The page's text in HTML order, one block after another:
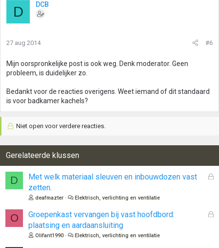
D DCB
27 aug 2014 #6
Mijn oorspronkelijke post is ook weg. Denk moderator. Geen
probleem, is duidelijker zo.
Bedankt voor de reacties overigens. Weet iemand of dit standaard
is voor badkamer kachels?
Niet open voor verdere reacties.
Gerelateerde klussen
D
G
o
Met welk materiaal sleuven en inbouwdozen vast
zetten.
deafmazter Elektrisch, verlichting en ventilatie
O
G
Groepenkast vervangen bij vast hoofdbord:
plaatsing en aardaansluiting
Olifant1990 Elektrisch, verlichting en ventilatie